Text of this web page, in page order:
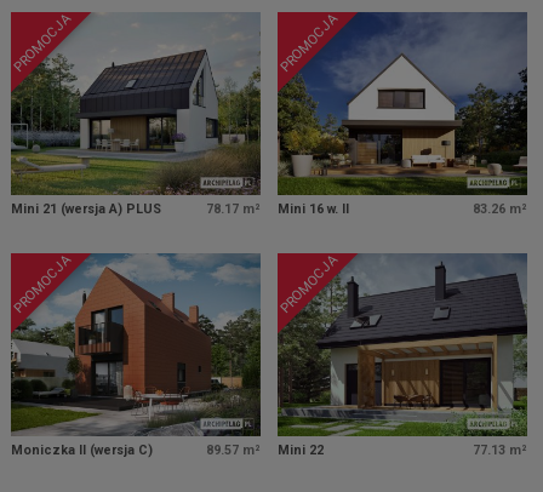
PROMOCJA
Mini 21 (wersja A) PLUS 78.17 m²
PROMOCJA
Mini 16 w. II 83.26 m²
PROMOCJA
Moniczka II (wersja C) 89.57 m²
PROMOCJA
Mini 22 77.13 m²